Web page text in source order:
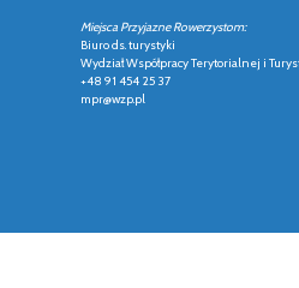
Miejsca Przyjazne Rowerzystom:
Biuro ds. turystyki
Wydział Współpracy Terytorialnej i
+48 91 454 25 37
mpr@wzp.pl